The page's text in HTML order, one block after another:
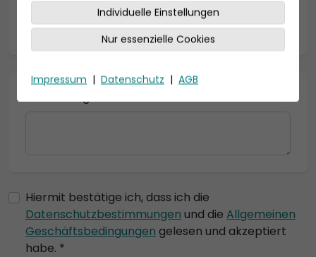
* = Pflichtfelder
Hiermit bestätige ich, dass ich die
Datenschutzbestimmungen und die Allgemeinen
Geschäftsbedingungen gelesen und akzeptiert
habe. *
Individuelle Einstellungen
Nur essenzielle Cookies
Impressum | Datenschutz | AGB